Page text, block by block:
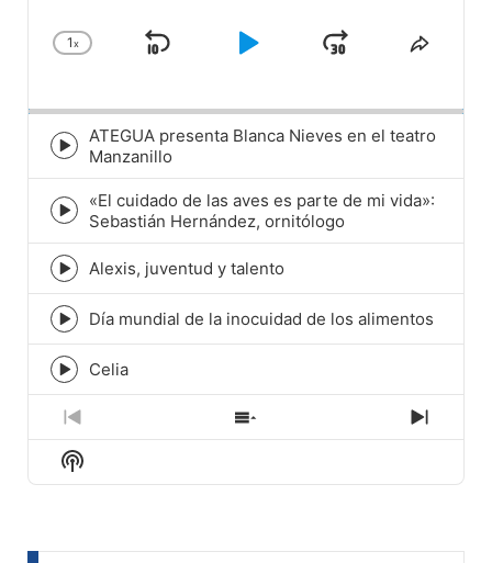
Change
1x
Skip
Play
JumpShare
Episode
play
icon
ATEGUA presenta Blanca Nieves en el teatro
Manzanillo
Episode
play
icon
«El cuidado de las aves es parte de mi vida»:
Sebastián Hernández, ornitólogo
Episode
play
icon
Alexis, juventud y talento
Episode
play
icon
Día mundial de la inocuidad de los alimentos
Episode
play
icon
Celia
Previous
Episode
Show
Episodes
Next
Show
Podcast